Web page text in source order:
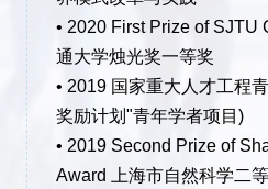
• 2020 First Prize of SJTU
通大学烛光奖一等奖
• 2019 国家重大人才工程
奖励计划"青年学者项目)
• 2019 Second Prize of
Award 上海市自然科学二